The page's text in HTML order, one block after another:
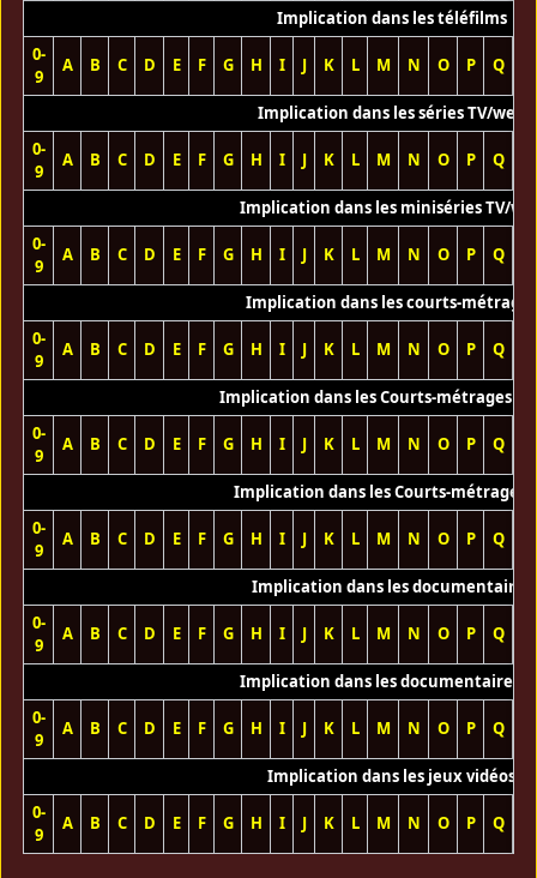
Implication dans les téléfilms
0-
9
A B C D E F G H I J K L M N O P Q
Implication dans les séries TV/web
0-
9
A B C D E F G H I J K L M N O P Q
Implication dans les miniséries TV/
0-
9
A B C D E F G H I J K L M N O P Q
Implication dans les courts-métrages
0-
9
A B C D E F G H I J K L M N O P Q
Implication dans les Courts-métrages
0-
9
A B C D E F G H I J K L M N O P Q
Implication dans les Courts-métrages
0-
9
A B C D E F G H I J K L M N O P Q
Implication dans les documentaires
0-
9
A B C D E F G H I J K L M N O P Q
Implication dans les documentaires
0-
9
A B C D E F G H I J K L M N O P Q
Implication dans les jeux vidéos
0-
9
A B C D E F G H I J K L M N O P Q